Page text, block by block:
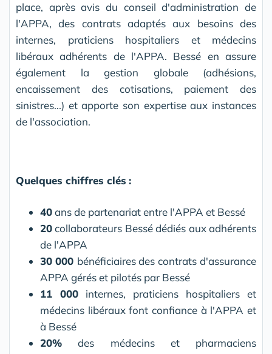
place, après avis du conseil d'administration de
l'APPA, des contrats adaptés aux besoins des
internes, praticiens hospitaliers et médecins
libéraux adhérents de l'APPA. Bessé en assure
également la gestion globale (adhésions,
encaissement des cotisations, paiement des
sinistres...) et apporte son expertise aux instances
de l'association.
Quelques chiffres clés :
40ans de partenariat entre l'APPA et Bessé
20collaborateurs Bessé dédiés aux adhérents
de l'APPA
30 000 bénéficiaires des contrats d'assurance
APPA gérés et pilotés par Bessé
11 000 internes, praticiens hospitaliers et
médecins libéraux font confiance à l'APPA et
à Bessé
20% des médecins et pharmaciens